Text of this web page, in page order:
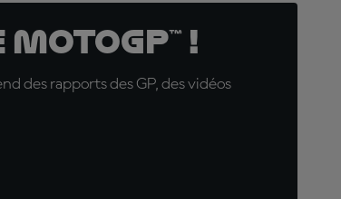
!
des rapports des GP, des vidéos